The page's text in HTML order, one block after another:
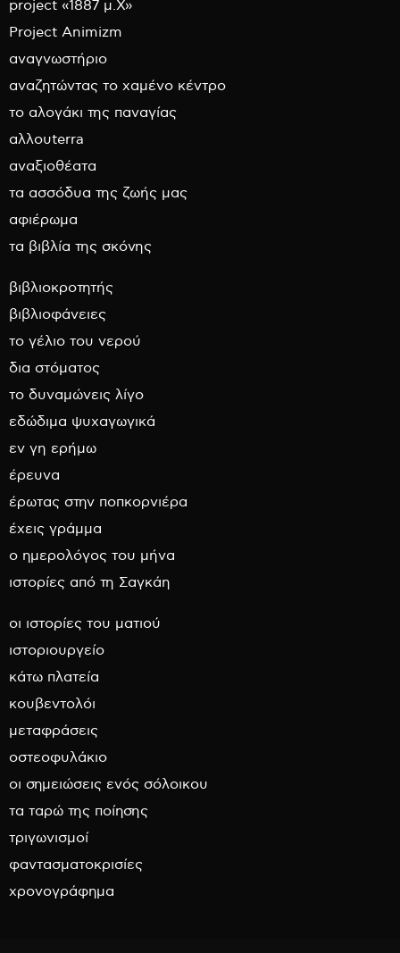
project «1887 μ.Χ»
Project Animizm
αναγνωστήριο
αναζητώντας το χαμένο κέντρο
το αλογάκι της παναγίας
αλλουterra
αναξιοθέατα
τα ασσόδυα της ζωής μας
αφιέρωμα
τα βιβλία της σκόνης
βιβλιοκροτητής
βιβλιοφάνειες
το γέλιο του νερού
δια στόματος
το δυναμώνεις λίγο
εδώδιμα ψυχαγωγικά
εν γη ερήμω
έρευνα
έρωτας στην ποπκορνιέρα
έχεις γράμμα
ο ημερολόγος του μήνα
ιστορίες από τη Σαγκάη
οι ιστορίες του ματιού
ιστοριουργείο
κάτω πλατεία
κουβεντολόι
μεταφράσεις
οστεοφυλάκιο
οι σημειώσεις ενός σόλοικου
τα ταρώ της ποίησης
τριγωνισμοί
φαντασματοκρισίες
χρονογράφημα